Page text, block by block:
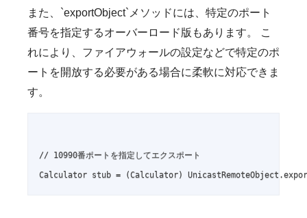
また、`exportObject`メソッドには、特定のポート
番号を指定するオーバーロード版もあります。 こ
れにより、ファイアウォールの設定などで特定のポ
ートを開放する必要がある場合に柔軟に対応できま
す。
// 10990番ポートを指定してエクスポート